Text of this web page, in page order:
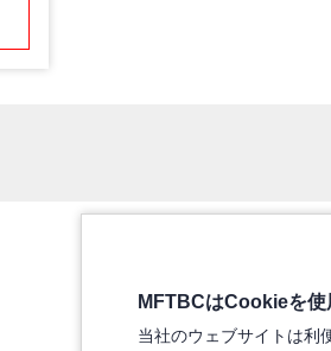
MFTBCはCookieを使
当社のウェブサイトは利